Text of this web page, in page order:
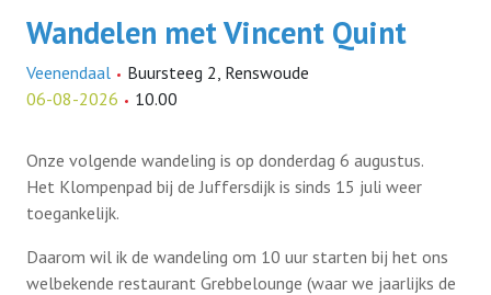
Bestuur
Activiteiten
Contact
Wandelen met Vincent Quint
Veenendaal
Buursteeg 2, Renswoude
06-08-2026
10.00
Onze volgende wandeling is op donderdag 6 augustus.
Het Klompenpad bij de Juffersdijk is sinds 15 juli weer
toegankelijk.
Daarom wil ik de wandeling om 10 uur starten bij het ons
welbekende restaurant Grebbelounge (waar we jaarlijks de